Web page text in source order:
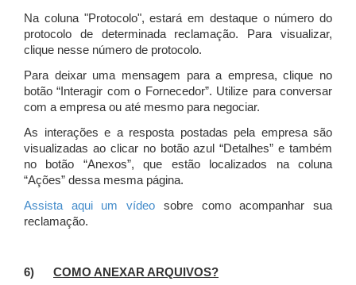
Na coluna "Protocolo", estará em destaque o número do
protocolo de determinada reclamação. Para visualizar,
clique nesse número de protocolo.
Para deixar uma mensagem para a empresa, clique no
botão “Interagir com o Fornecedor”. Utilize para conversar
com a empresa ou até mesmo para negociar.
As interações e a resposta postadas pela empresa são
visualizadas ao clicar no botão azul “Detalhes” e também
no botão “Anexos”, que estão localizados na coluna
“Ações” dessa mesma página.
Assista aqui um vídeo sobre como acompanhar sua
reclamação.
6) COMO ANEXAR ARQUIVOS?